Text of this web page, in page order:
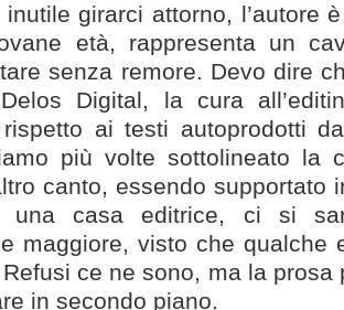
inutile girarci attorno, l’autore
età, rappresenta un
senza remore. Devo dire
Digital, la cura
rispetto ai testi autoprodotti
più volte sottolineato la
canto, essendo supportato
una casa editrice, ci si
maggiore, visto che qualche
ce ne sono, ma la prosa
in secondo piano.